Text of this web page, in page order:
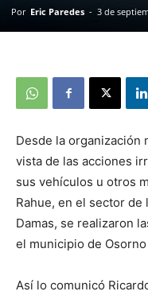
Por Eric Paredes - 3 de
Desde la organización
vista de las acciones
sus vehículos u otros
Rahue, en el sector
Damas, se realizaron
el municipio de
Así lo comunicó